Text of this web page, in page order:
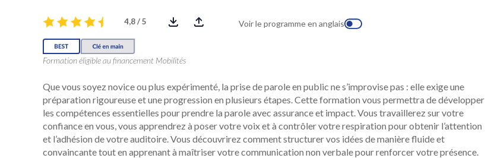
4,8 / 5 Voir le programme en anglais
Formation éligible au financement Mobilités
Que vous soyez novice ou plus expérimenté, la prise de parole en public ne s’improvise pas : elle exige une
préparation rigoureuse et une progression en plusieurs étapes. Cette formation vous permettra de développer
les compétences essentielles pour prendre la parole avec assurance et impact. Vous travaillerez sur votre
confiance en vous, vous apprendrez à poser votre voix et à contrôler votre respiration pour obtenir l’attention
et l’adhésion de votre auditoire. Vous découvrirez comment structurer vos idées de manière fluide et
convaincante tout en apprenant à maîtriser votre communication non verbale pour renforcer votre présence.